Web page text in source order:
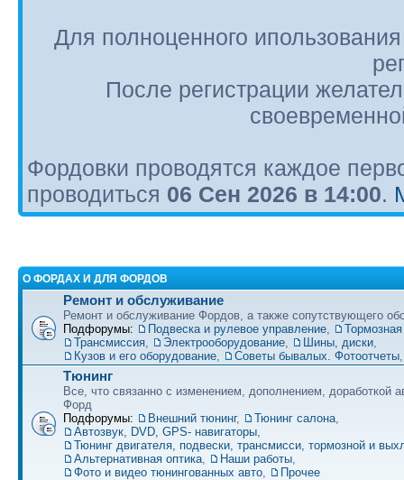
Для полноценного
После регистрации
Фордовки проводятся каждое
проводиться 06 Сен 2026 в 14:00.
О ФОРДАХ И ДЛЯ ФОРДОВ
Ремонт и обслуживание
Ремонт и обслуживание Фордов, а также сопутствующего
Подфорумы:
Подвеска и рулевое управление
Трансмиссия
Электрооборудование Шины, диски
Кузов и его оборудование
Советы бывалых. Фотоотчеты
Тюнинг
Все, что связанно с изменением, дополнением, доработкой
Форд
Подфорумы:
Внешний тюнинг, Тюнинг салона
Автозвук, DVD, GPS- навигаторы
Тюнинг двигателя, подвески, трансмисси, тормозной и
Альтернативная оптика
Наши работы
Фото и видео тюнингованных авто
Прочее